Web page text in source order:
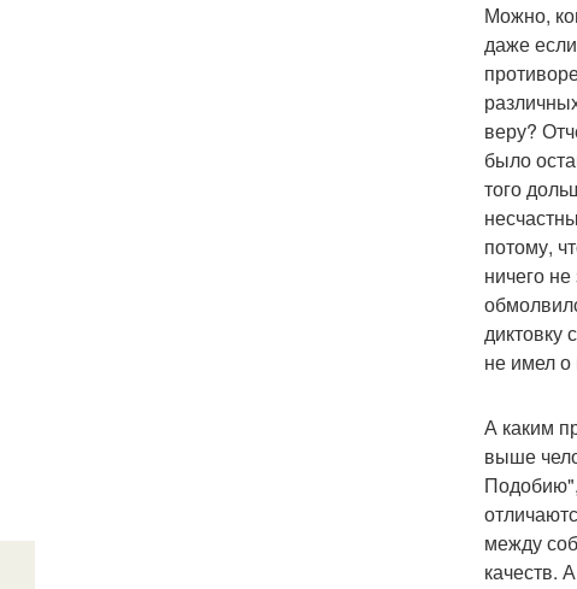
Можно,
даже
веру?
было
того
потому,
ничего
диктовку
не имел
А каким
выше
между
качеств.